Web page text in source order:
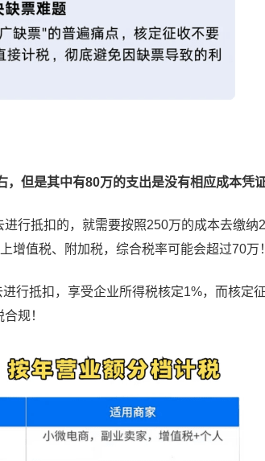
，但是其中有80万的支出是没有相应成本凭证
抵扣的，就需要按照250万的成本去缴纳
增值税、附加税，综合税率可能会超过70万！
抵扣，享受企业所得税核定1%，而核定
规！